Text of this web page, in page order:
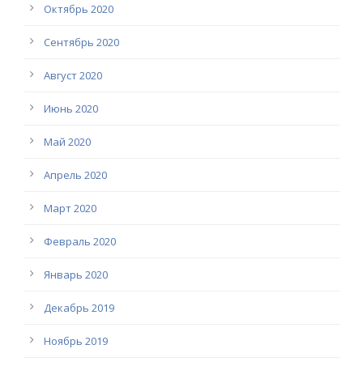
Октябрь 2020
Сентябрь 2020
Август 2020
Июнь 2020
Май 2020
Апрель 2020
Март 2020
Февраль 2020
Январь 2020
Декабрь 2019
Ноябрь 2019